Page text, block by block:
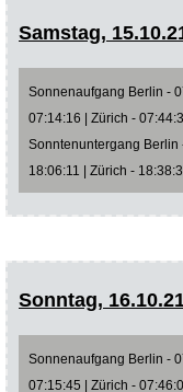
Samstag,
Sonnenaufgang Berlin -
07:14:16 | Zürich -
Sonntenuntergang Berlin
18:06:11 | Zürich -
Sonntag,
Sonnenaufgang Berlin -
07:15:45 | Zürich -